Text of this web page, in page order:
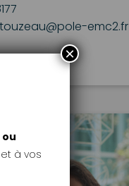
emc2.fr
à vos
×